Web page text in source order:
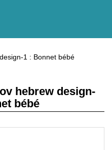
1 : Bonnet bébé
hebrew design-
bébé